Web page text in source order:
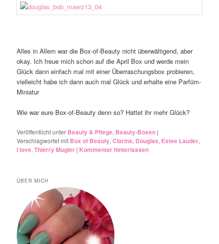
Alles in Allem war die Box-of-Beauty nicht überwältigend, aber
okay. Ich freue mich schon auf die April Box und werde mein
Glück dann einfach mal mit einer Überraschungsbox probieren,
vielleicht habe ich dann auch mal Glück und erhalte eine Parfüm-
Miniatur
Wie war eure Box-of-Beauty denn so? Hattet ihr mehr Glück?
Veröffentlicht unter Beauty & Pflege, Beauty-Boxen |
Verschlagwortet mit Box of Beauty,Clarins, Douglas, Estee Lauder,
I love,Thierry Mugler | Kommentar hinterlassen
ÜBER MICH